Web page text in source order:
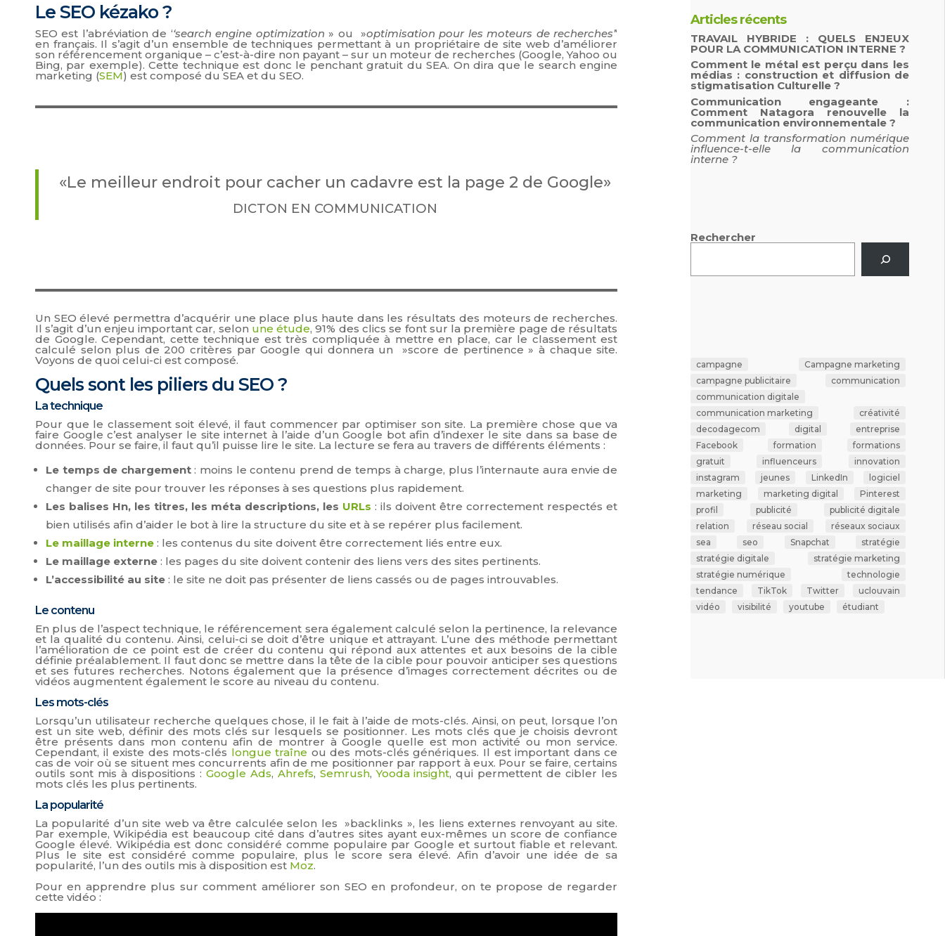
Le SEO kézako ?
SEO est l’abréviation de ‘‘search engine optimization » ou »optimisation pour les moteurs de recherches’‘
en français. Il s’agit d’un ensemble de techniques permettant à un propriétaire de site web d’améliorer
son référencement organique – c’est-à-dire non payant – sur un moteur de recherches (Google, Yahoo ou
Bing, par exemple). Cette technique est donc le penchant gratuit du SEA. On dira que le search engine
marketing (SEM) est composé du SEA et du SEO.
«Le meilleur endroit pour cacher un cadavre est la page 2 de Google»
DICTON EN COMMUNICATION
Un SEO élevé permettra d’acquérir une place plus haute dans les résultats des moteurs de recherches.
Il s’agit d’un enjeu important car, selon une étude, 91% des clics se font sur la première page de résultats
de Google. Cependant, cette technique est très compliquée à mettre en place, car le classement est
calculé selon plus de 200 critères par Google qui donnera un »score de pertinence » à chaque site.
Voyons de quoi celui-ci est composé.
Quels sont les piliers du SEO ?
La technique
Pour que le classement soit élevé, il faut commencer par optimiser son site. La première chose que va
faire Google c’est analyser le site internet à l’aide d’un Google bot afin d’indexer le site dans sa base de
données. Pour se faire, il faut qu’il puisse lire le site. La lecture se fera au travers de différents éléments :
Le temps de chargement: moins le contenu prend de temps à charge, plus l’internaute aura envie de
changer de site pour trouver les réponses à ses questions plus rapidement.
Les balises Hn, les titres, les méta descriptions, les URLs : ils doivent être correctement respectés et
bien utilisés afin d’aider le bot à lire la structure du site et à se repérer plus facilement.
Le maillage interne : les contenus du site doivent être correctement liés entre eux.
Le maillage externe : les pages du site doivent contenir des liens vers des sites pertinents.
L’accessibilité au site : le site ne doit pas présenter de liens cassés ou de pages introuvables.
Le contenu
En plus de l’aspect technique, le référencement sera également calculé selon la pertinence, la relevance
et la qualité du contenu. Ainsi, celui-ci se doit d’être unique et attrayant. L’une des méthode permettant
l’amélioration de ce point est de créer du contenu qui répond aux attentes et aux besoins de la cible
définie préalablement. Il faut donc se mettre dans la tête de la cible pour pouvoir anticiper ses questions
et ses futures recherches. Notons également que la présence d’images correctement décrites ou de
vidéos augmentent également le score au niveau du contenu.
Les mots-clés
Lorsqu’un utilisateur recherche quelques chose, il le fait à l’aide de mots-clés. Ainsi, on peut, lorsque l’on
est un site web, définir des mots clés sur lesquels se positionner. Les mots clés que je choisis devront
être présents dans mon contenu afin de montrer à Google quelle est mon activité ou mon service.
Cependant, il existe des mots-clés longue traîne ou des mots-clés génériques. Il est important dans ce
cas de voir où se situent mes concurrents afin de me positionner par rapport à eux. Pour se faire, certains
outils sont mis à dispositions : Google Ads, Ahrefs, Semrush,Yooda insight, qui permettent de cibler les
mots clés les plus pertinents.
La popularité
La popularité d’un site web va être calculée selon les »backlinks », les liens externes renvoyant au site.
Par exemple, Wikipédia est beaucoup cité dans d’autres sites ayant eux-mêmes un score de confiance
Google élevé. Wikipédia est donc considéré comme populaire par Google et surtout fiable et relevant.
Plus le site est considéré comme populaire, plus le score sera élevé. Afin d’avoir une idée de sa
popularité, l’un des outils mis à disposition est Moz.
Pour en apprendre plus sur comment améliorer son SEO en profondeur, on te propose de regarder
cette vidéo :
Articles récents
TRAVAIL HYBRIDE : QUELS ENJEUX
POUR LA COMMUNICATION INTERNE ?
Comment le métal est perçu dans les
médias : construction et diffusion de
stigmatisation Culturelle ?
Communication engageante :
Comment Natagora renouvelle la
communication environnementale ?
Comment la transformation numérique
influence-t-elle la communication
interne ?
Rechercher
campagne
Campagne marketing
campagne publicitaire
communication
communication digitale
communication marketing
créativité
decodagecom
digital
entreprise
Facebook
formation
formations
gratuit
influenceurs
innovation
instagram
jeunes LinkedIn
logiciel
marketing
marketing digital
Pinterest
profil
publicité
publicité digitale
relation
réseau social
réseaux sociaux
sea
seo Snapchat
stratégie
stratégie digitale
stratégie marketing
stratégie numérique
technologie
tendance
TikTok Twitter
uclouvain
vidéo
visibilité youtube étudiant